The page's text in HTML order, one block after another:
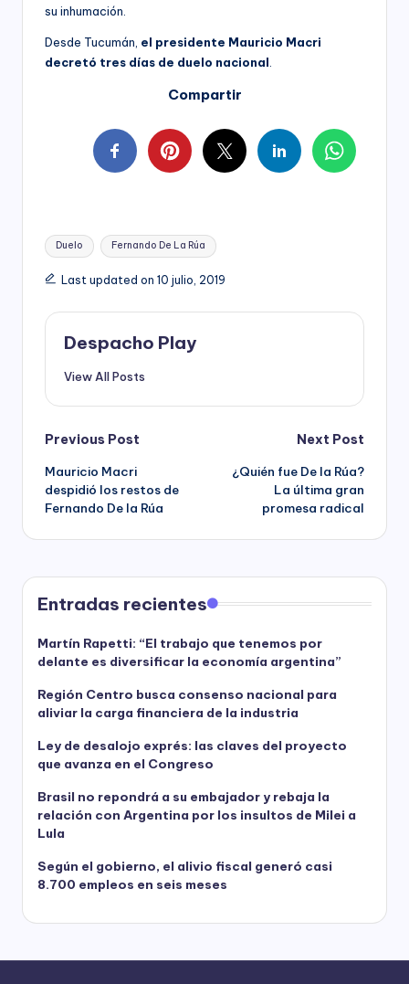
su inhumación.
Desde Tucumán, el presidente Mauricio Macri
decretó tres días de duelo nacional.
Compartir
Tags:
Duelo Fernando De La Rúa
Last updated on 10 julio, 2019
Despacho Play
View All Posts
Post
navigation
Previous Post
Mauricio Macri
despidió los restos de
Fernando De la Rúa
Next Post
¿Quién fue De la Rúa?
La última gran
promesa radical
Entradas recientes
Martín Rapetti: “El trabajo que tenemos por
delante es diversificar la economía argentina”
Región Centro busca consenso nacional para
aliviar la carga financiera de la industria
Ley de desalojo exprés: las claves del proyecto
que avanza en el Congreso
Brasil no repondrá a su embajador y rebaja la
relación con Argentina por los insultos de Milei a
Lula
Según el gobierno, el alivio fiscal generó casi
8.700 empleos en seis meses